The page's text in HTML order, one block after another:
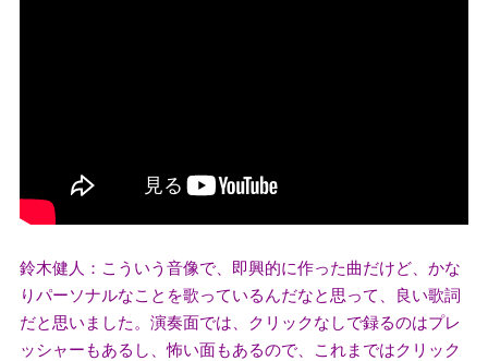
鈴木健人：こういう音像で、即興的に作った曲だけど、かな
りパーソナルなことを歌っているんだなと思って、良い歌詞
だと思いました。演奏面では、クリックなしで録るのはプレ
ッシャーもあるし、怖い面もあるので、これまではクリック